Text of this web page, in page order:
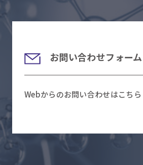
お問い合わせフォーム
Webからのお問い合わせはこちら